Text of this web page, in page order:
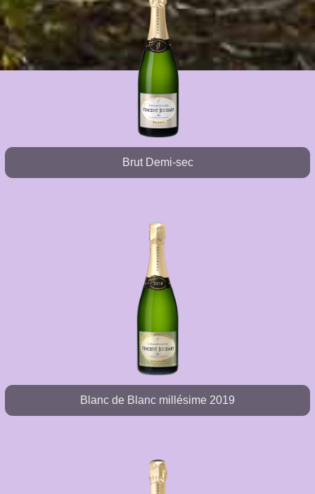
Brut Demi-sec
Blanc de Blanc millésime 2019